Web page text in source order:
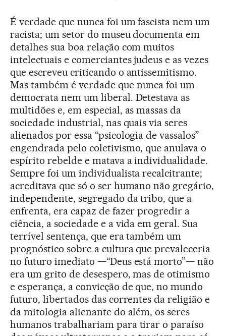
É verdade que nunca foi um fascista nem um
racista; um setor do museu documenta em
detalhes sua boa relação com muitos
intelectuais e comerciantes judeus e as vezes
que escreveu criticando o antissemitismo.
Mas também é verdade que nunca foi um
democrata nem um liberal. Detestava as
multidões e, em especial, as massas da
sociedade industrial, nas quais via seres
alienados por essa “psicologia de vassalos”
engendrada pelo coletivismo, que anulava o
espírito rebelde e matava a individualidade.
Sempre foi um individualista recalcitrante;
acreditava que só o ser humano não gregário,
independente, segregado da tribo, que a
enfrenta, era capaz de fazer progredir a
ciência, a sociedade e a vida em geral. Sua
terrível sentença, que era também um
prognóstico sobre a cultura que prevaleceria
no futuro imediato —“Deus está morto”— não
era um grito de desespero, mas de otimismo
e esperança, a convicção de que, no mundo
futuro, libertados das correntes da religião e
da mitologia alienante do além, os seres
humanos trabalhariam para tirar o paraíso